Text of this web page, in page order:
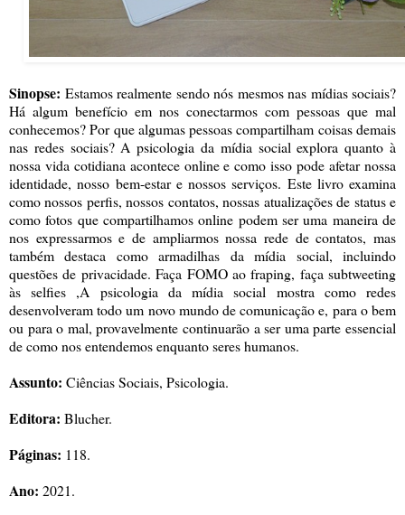
Sinopse: Estamos realmente sendo nós mesmos nas mídias sociais?
Há algum benefício em nos conectarmos com pessoas que mal
conhecemos? Por que algumas pessoas compartilham coisas demais
nas redes sociais? A psicologia da mídia social explora quanto à
nossa vida cotidiana acontece online e como isso pode afetar nossa
identidade, nosso bem-estar e nossos serviços. Este livro examina
como nossos perfis, nossos contatos, nossas atualizações de status e
como fotos que compartilhamos online podem ser uma maneira de
nos expressarmos e de ampliarmos nossa rede de contatos, mas
também destaca como armadilhas da mídia social, incluindo
questões de privacidade. Faça FOMO ao fraping, faça subtweeting
às selfies ,A psicologia da mídia social mostra como redes
desenvolveram todo um novo mundo de comunicação e, para o bem
ou para o mal, provavelmente continuarão a ser uma parte essencial
de como nos entendemos enquanto seres humanos.
Assunto: Ciências Sociais, Psicologia.
Editora: Blucher.
Páginas: 118.
Ano: 2021.